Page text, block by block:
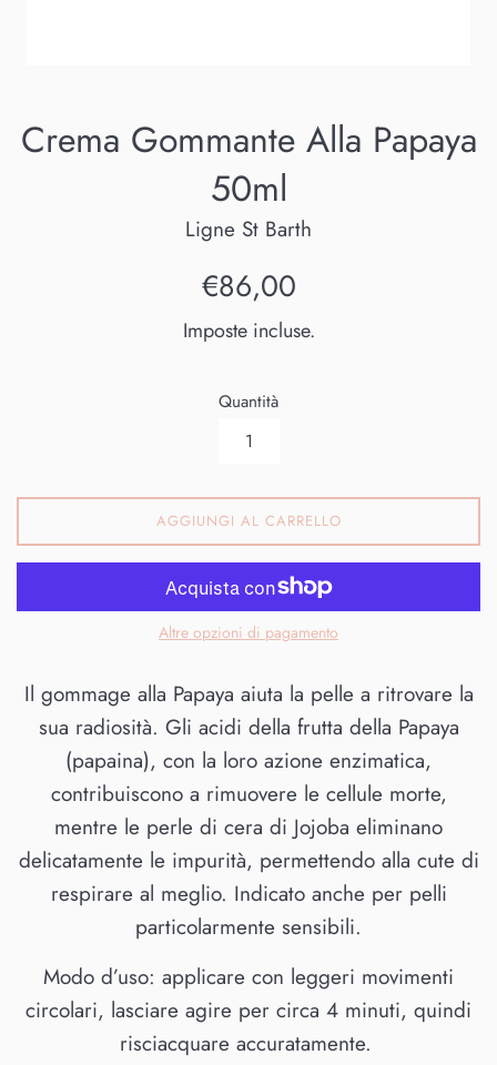
Crema Gommante Alla Papaya
50ml
Ligne St Barth
Prezzo
listino
€86,00
Imposte incluse.
Quantità
AGGIUNGI AL CARRELLO
Altre opzioni di pagamento
Il gommage alla Papaya aiuta la pelle a ritrovare la
sua radiosità. Gli acidi della frutta della Papaya
(papaina), con la loro azione enzimatica,
contribuiscono a rimuovere le cellule morte,
mentre le perle di cera di Jojoba eliminano
delicatamente le impurità, permettendo alla cute di
respirare al meglio. Indicato anche per pelli
particolarmente sensibili.
Modo d’uso: applicare con leggeri movimenti
circolari, lasciare agire per circa 4 minuti, quindi
risciacquare accuratamente.